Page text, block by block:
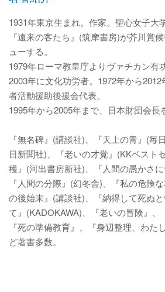
1931年東京生まれ。作家。聖心女子大
『遠来の客たち』(筑摩書房)が芥川賞
ューする。
1979年ローマ教皇庁よりヴァチカン有
2003年に文化功労者。1972年から
者活動援助後援会代表。
1995年から2005年まで、日本財団会長
『無名碑』(講談社)、『天上の青』(毎
日新聞社)、『老いの才覚』(KKベスト
穫』(河出書房新社)、『人間の愚かさに
『人間の分際』(幻冬舎)、『私の危険
の後始末』(講談社)、『納得して死ぬ
て』(KADOKAWA)、『老いの冒険』、
『死の準備教育』、『身辺整理、わた
ど著書多数。